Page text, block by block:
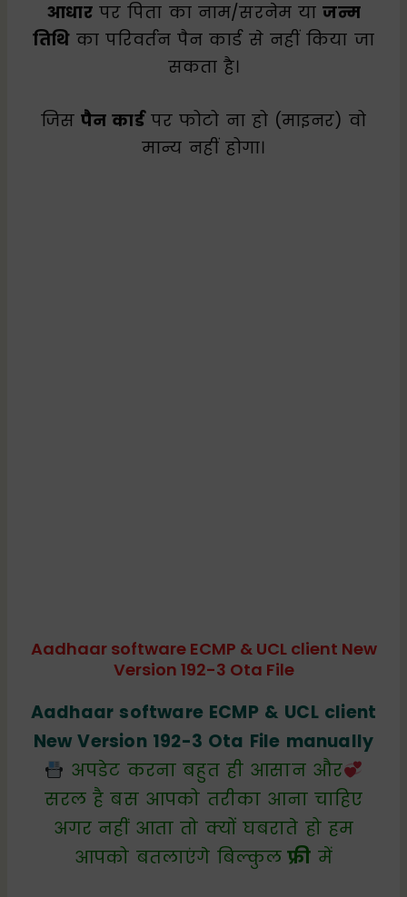
आधारपर पिता का नाम/सरनेम याजन्म
तिथिका परिवर्तन पैन कार्ड से नहीं किया जा
सकता है।
जिस पैन कार्डपर फोटो ना हो (माइनर) वो
मान्य नहीं होगा।
Aadhaar software ECMP & UCL client New
Version 192-3 Ota File
Aadhaar software ECMP & UCL client
New Version 192-3 Ota File manually
अपडेट करना बहुत ही आसान और
सरल है बस आपको तरीका आना चाहिए
अगर नहीं आता तो क्यों घबराते हो हम
आपको बतलाएंगे बिल्कुल फ्री में